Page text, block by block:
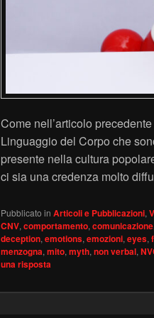
Come nell’articolo
Linguaggio del Corpo che
presente nella cultura
ci sia una credenza molto
Pubblicato in Articoli e Pubblicazioni,
CNV, comportamento, comunicazione
deception, emotions, emozioni, eyes,
menzogna, mito, myth, non verbal,
una risposta